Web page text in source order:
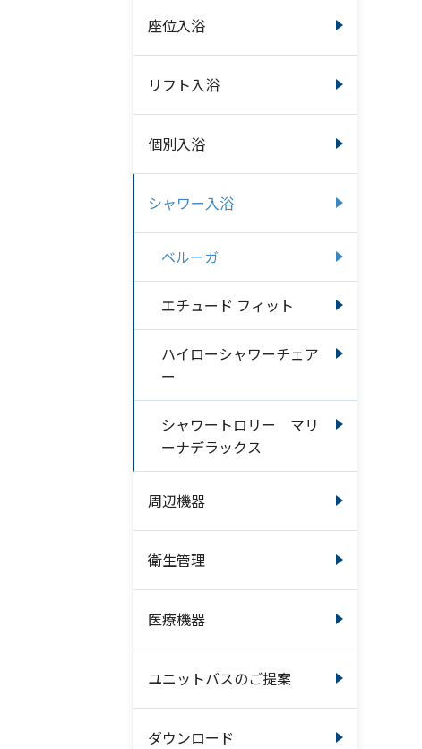
座位入浴
リフト入浴
個別入浴
シャワー入浴
ベルーガ
エチュード フィット
ハイローシャワーチェア
ー
シャワートロリー マリ
ーナデラックス
周辺機器
衛生管理
医療機器
ユニットバスのご提案
ダウンロード